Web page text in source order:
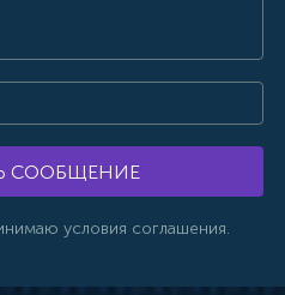
СООБЩЕНИЕ
условия соглашения.